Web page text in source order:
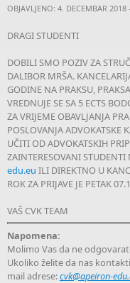
OBJAVLJENO: 4. DECEMBAR 2018
DRAGI STUDENTI
DOBILI SMO POZIV ZA
DALIBOR MRŠA.
GODINE NA PRAKSU,
VREDNUJE SE SA 5 ECTS
ZA VRIJEME OBAVLJANJA
POSLOVANJA ADVOKATSKE
UČITI OD ADVOKATSKIH
ZAINTERESOVANI
edu.eu ILI DIREKTNO U
ROK ZA PRIJAVE JE PETAK
VAŠ CVK TEAM
Napomena:
Molimo Vas da ne
Ukoliko želite da nas
mail adrese:cvk@apeiron-